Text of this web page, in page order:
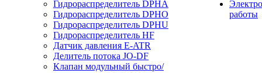
Гидрораспределитель DPHA
Гидрораспределитель DPHO
Гидрораспределитель DPHU
Гидрораспределитель HF
Датчик давления E-ATR
Делитель потока JO-DF
Клапан модульный быстро/
работы